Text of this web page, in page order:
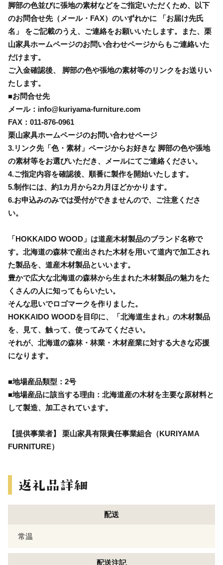
脚部の色並びに張地の素材などをご指定いただくため、以下
のお問合せ先（メール・FAX）のいずれかに 「お届け先氏
名」 をご記載のうえ、ご連絡をお願いいたします。また、栗
山家具ホームページのお問い合わせページからもご連絡いた
だけます。
ご入金確認後、 脚部の色や張地の素材等のリンクをお送りい
たします。
■お問合せ先
メール：info@kuriyama-furniture.com
FAX：011-876-0961
栗山家具ホームページのお問い合わせページ
3.リンク先「色・素材」ページからお好きな 脚部の色や張地
の素材等をお選びいただき、メールにてご連絡ください。
4.ご指定内容を確認後、順番に製作を開始いたします。
5.制作には、約1カ月から2カ月ほどかかります。
6.お申込みのみでは受付ができませんので、ご注意くださ
い。
「HOKKAIDO WOOD」は道産木材製品のブランド名称で
す。北海道の森林で産出された木材を用いて道内で加工され
た製品を、道産木材製品といいます。
豊かで広大な北海道の森林から生まれた木材製品の魅力をた
くさんの人に知ってもらいたい。
そんな思いでロゴマークを作りました。
HOKKAIDO WOODを目印に、「北海道生まれ」の木材製品
を、見て、触って、使ってみてください。
それが、北海道の森林・林業・木材産業に対する大きな応援
になります。
■地場産品類型：2号
■地場産品に該当する理由：北海道産の木材を主要な原材料と
して製造、加工されています。
【提供事業者】 栗山家具有限責任事業組合（KURIYAMA
FURNITURE）
配送
常温
配送注記